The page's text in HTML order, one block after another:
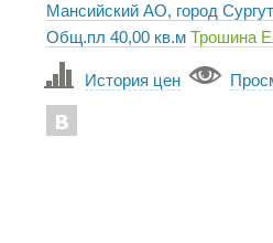
Мансийский АО, город
Общ.пл 40,00 кв.м Трошина
История цен